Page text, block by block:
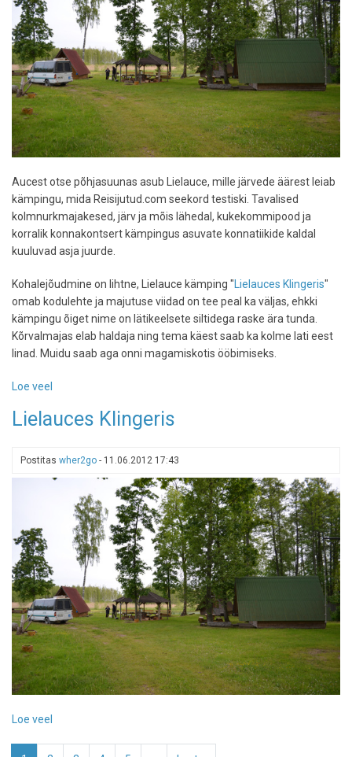
Aucest otse põhjasuunas asub Lielauce, mille järvede äärest leiab
kämpingu, mida Reisijutud.com seekord testiski. Tavalised
kolmnurkmajakesed, järv ja mõis lähedal, kukekommipood ja
korralik konnakontsert kämpingus asuvate konnatiikide kaldal
kuuluvad asja juurde.
Kohalejõudmine on lihtne, Lielauce kämping " Lielauces Klingeris"
omab kodulehte ja majutuse viidad on tee peal ka väljas, ehkki
kämpingu õiget nime on lätikeelsete siltidega raske ära tunda.
Kõrvalmajas elab haldaja ning tema käest saab ka kolme lati eest
linad. Muidu saab aga onni magamiskotis ööbimiseks.
Loe veel
Lielauce
Lielauces Klingeris
Postitas wher2go - 11.06.2012 17:43
Loe veel
Klingeris
Pagination